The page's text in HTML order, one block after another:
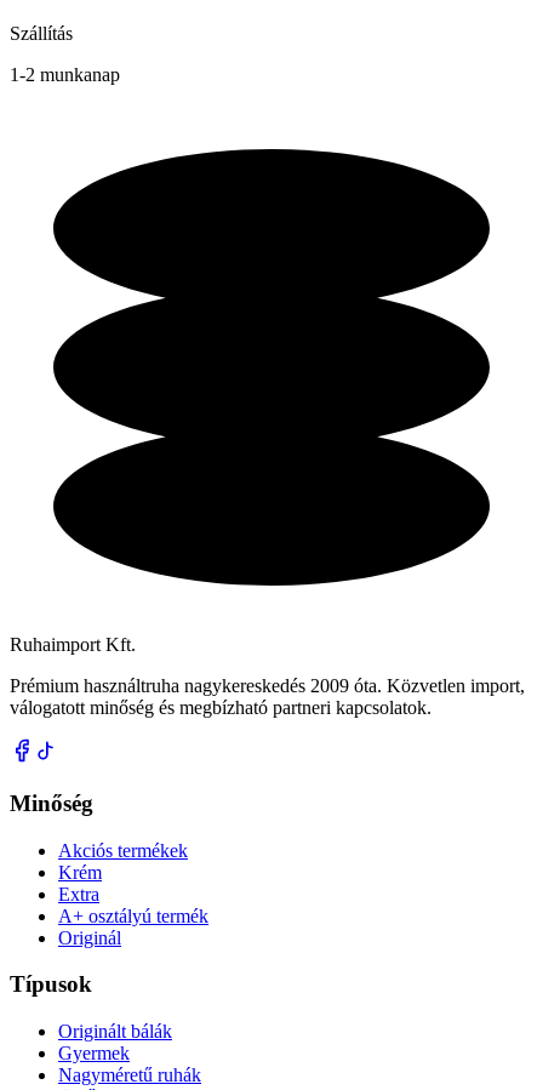
Szállítás
1-2 munkanap
Ruhaimport Kft.
Prémium használtruha nagykereskedés 2009 óta. Közvetlen import,
válogatott minőség és megbízható partneri kapcsolatok.
Minőség
Akciós termékek
Krém
Extra
A+ osztályú termék
Originál
Típusok
Originált bálák
Gyermek
Nagyméretű ruhák